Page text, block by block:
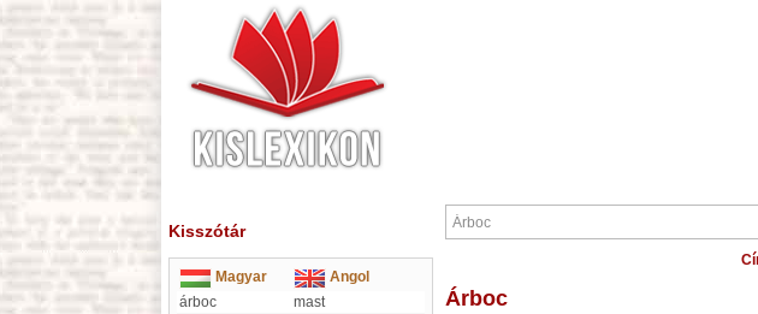
Kisszótár
Magyar
Angol
árboc
mast
Árboc